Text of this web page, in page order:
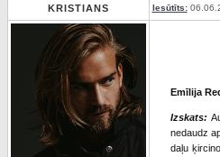
KRISTIANS Iesūtīts:
Emīlija
Izskats:
nedaudz
daļu